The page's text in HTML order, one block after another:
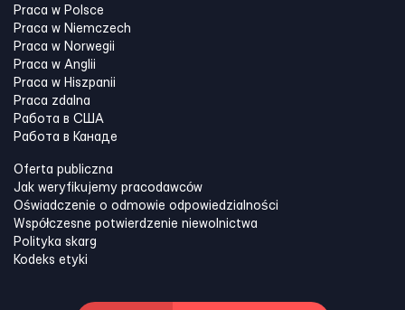
Praca w Polsce
Praca w Niemczech
Praca w Norwegii
Praca w Anglii
Praca w Hiszpanii
Praca zdalna
Работа в США
Работа в Канадe
Oferta publiczna
Jak weryfikujemy pracodawców
Oświadczenie o odmowie odpowiedzialności
Współczesne potwierdzenie niewolnictwa
Polityka skarg
Kodeks etyki